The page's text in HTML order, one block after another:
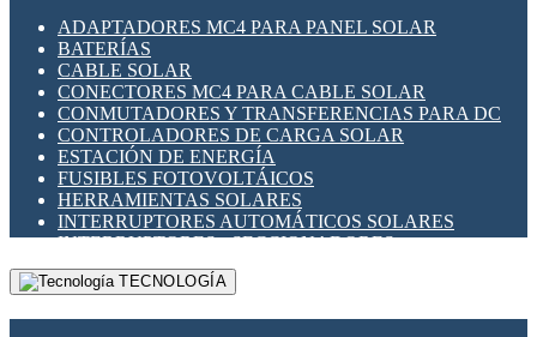
ADAPTADORES MC4 PARA PANEL SOLAR
BATERÍAS
CABLE SOLAR
CONECTORES MC4 PARA CABLE SOLAR
CONMUTADORES Y TRANSFERENCIAS PARA DC
CONTROLADORES DE CARGA SOLAR
ESTACIÓN DE ENERGÍA
FUSIBLES FOTOVOLTÁICOS
HERRAMIENTAS SOLARES
INTERRUPTORES AUTOMÁTICOS SOLARES
INTERRUPTORES - SECCIONADORES
FOTOVOLTÁICOS
MONTAJE PANEL SOLAR
TECNOLOGÍA